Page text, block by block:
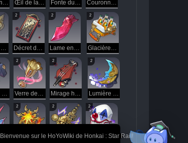
🎉 Bienvenue sur le HoYoWiki de Honkai : Star Rail!
Couronne d'éclair de l'ombre révolue Œil de la tempête Fonte du néant Couronne d'or de l'ombre révolue
Clou du singe
2
Décret de censure
2
Lame en acier brûlant
2
Glacière onirique
Clou du cercueil de la bête
2
Verre des années folles
2
Mirage harmonieux
2
Lumière de lune voilée
Dard sectionné de sirène
2
Protubérance solaire éclatante
2
Tonnerre grondant
2
Arlequin ricaneur